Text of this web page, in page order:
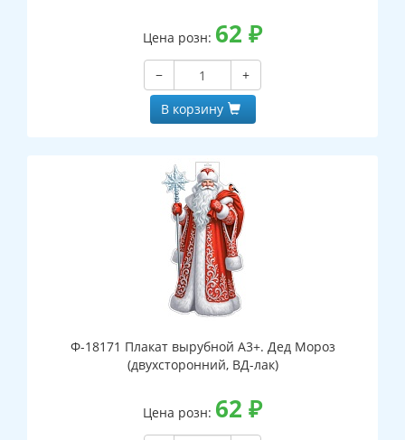
Цена розн: 62 ₽
−
+
В корзину
Ф-18171 Плакат вырубной А3+. Дед Мороз
(двухсторонний, ВД-лак)
Цена розн: 62 ₽